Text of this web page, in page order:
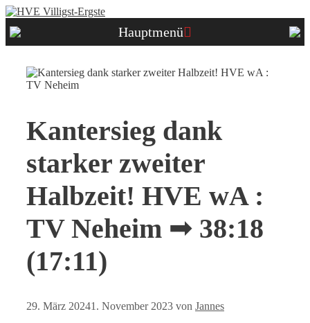
Zum
springen
Hauptmenü
Kantersieg dank
starker zweiter
Halbzeit! HVE wA :
TV Neheim ➟ 38:18
(17:11)
29. März 20241. November 2023 von Jannes